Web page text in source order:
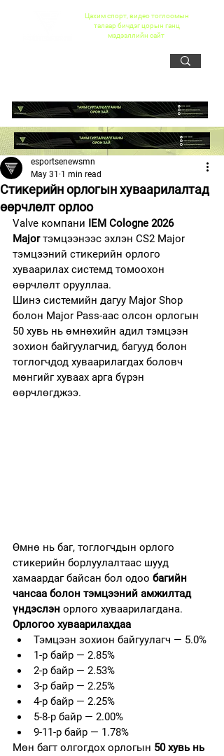
Цахим спорт, видео тоглоомын
талаар бичдэг цорын ганц
мэдээллийн сайт
Стикерийн орлогын хуваарилалтад
өөрчлөлт орлоо
esportsenewsmn
May 31 1 min read
Valve компани IEM Cologne 2026
Major тэмцээнээс эхлэн CS2 Major
тэмцээний стикерийн орлого
хуваарилах системд томоохон
өөрчлөлт орууллаа.
Шинэ системийн дагуу Major Shop
болон Major Pass-аас олсон орлогын
50 хувь нь өмнөхийн адил тэмцээн
зохион байгуулагчид, багууд болон
тоглогчдод хуваарилагдах боловч
мөнгийг хуваах арга бүрэн
өөрчлөгджээ.
Өмнө нь баг, тоглогчдын орлого
стикерийн борлуулалтаас шууд
хамаардаг байсан бол одоо багийн
чансаа болон тэмцээний амжилтад
үндэслэн орлого хуваарилагдана.
Орлогоо хуваарилахдаа
Тэмцээн зохион байгуулагч — 5.0%
1-р байр — 2.85%
2-р байр — 2.53%
3-р байр — 2.25%
4-р байр — 2.25%
5-8-р байр — 2.00%
9-11-р байр — 1.78%
Мөн багт олгогдох орлогын 50 хувь нь